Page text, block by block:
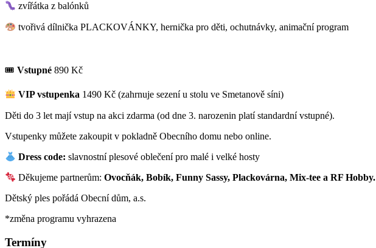
zvířátka z balónků
tvořivá dílnička PLACKOVÁNKY, hernička pro děti, ochutnávky, animační program
🎟 Vstupné 890 Kč
VIP vstupenka 1490 Kč (zahrnuje sezení u stolu ve Smetanově síni)
Děti do 3 let mají vstup na akci zdarma (od dne 3. narozenin platí standardní vstupné).
Vstupenky můžete zakoupit v pokladně Obecního domu nebo online.
Dress code: slavnostní plesové oblečení pro malé i velké hosty
Děkujeme partnerům:Ovocňák, Bobík, Funny Sassy, Plackovárna, Mix-tee a RF Hobby.
Dětský ples pořádá Obecní dům, a.s.
*změna programu vyhrazena
Termíny